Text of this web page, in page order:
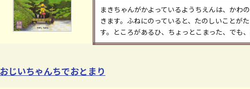
まきちゃんがかよっているようちえんは、かわ
きます。ふねにのっていると、たのしいことが
す。ところがあるひ、ちょっとこまった、でも
おじいちゃんちでおとまり